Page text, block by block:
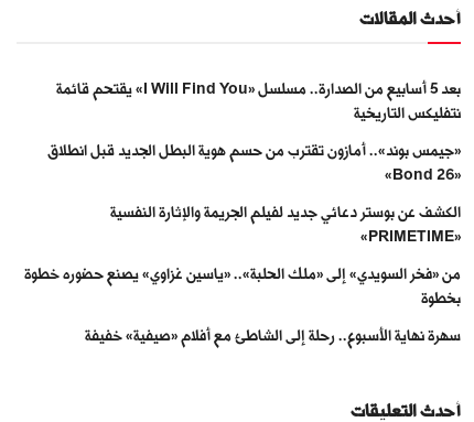
أحدث المقالات
بعد 5 أسابيع من الصدارة.. مسلسل «I Will Find You» يقتحم قائمة
نتفليكس التاريخية
«جيمس بوند».. أمازون تقترب من حسم هوية البطل الجديد قبل انطلاق
«Bond 26»
الكشف عن بوستر دعائي جديد لفيلم الجريمة والإثارة النفسية
«PRIMETIME»
من «فخر السويدي» إلى «ملك الحلبة».. «ياسين غزاوي» يصنع حضوره خطوة
بخطوة
سهرة نهاية الأسبوع.. رحلة إلى الشاطئ مع أفلام «صيفية» خفيفة
أحدث التعليقات